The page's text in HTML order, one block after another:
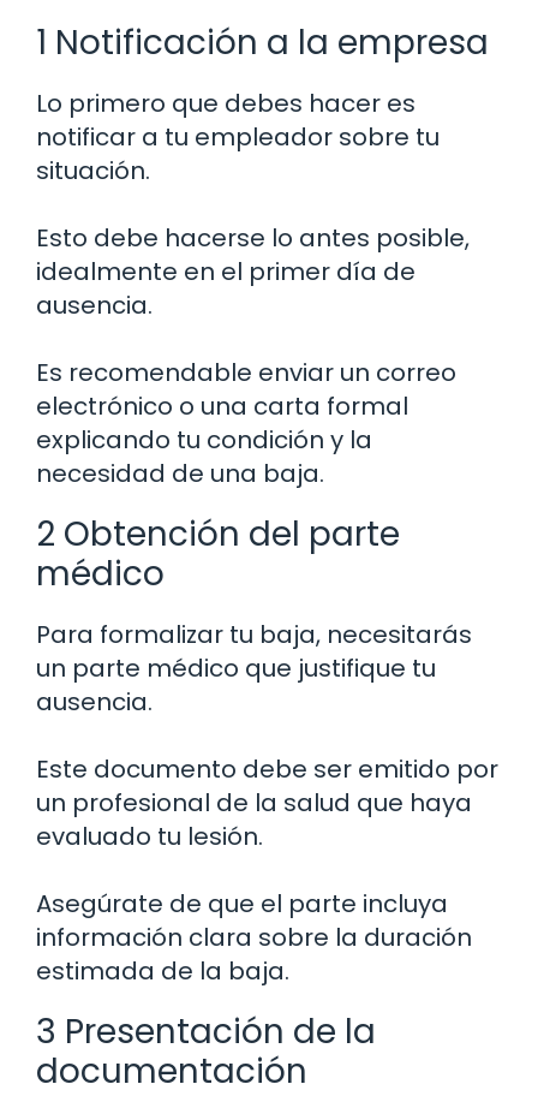
1 Notificación a la empresa
Lo primero que debes hacer es
notificar a tu empleador sobre tu
situación.
Esto debe hacerse lo antes posible,
idealmente en el primer día de
ausencia.
Es recomendable enviar un correo
electrónico o una carta formal
explicando tu condición y la
necesidad de una baja.
2 Obtención del parte
médico
Para formalizar tu baja, necesitarás
un parte médico que justifique tu
ausencia.
Este documento debe ser emitido por
un profesional de la salud que haya
evaluado tu lesión.
Asegúrate de que el parte incluya
información clara sobre la duración
estimada de la baja.
3 Presentación de la
documentación